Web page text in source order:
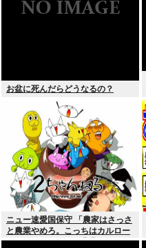
お盆に死んだらどうなるの？
ニュー速愛国保守 「農家はさっさ
と農業やめろ。こっちはカルロー
ズでいいんだから。農業されたら